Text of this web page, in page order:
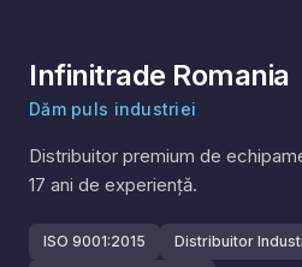
Infinitrade Romania
Dăm puls industriei
Distribuitor premium de
17 ani de experiență.
ISO 9001:2015
Distribuitor